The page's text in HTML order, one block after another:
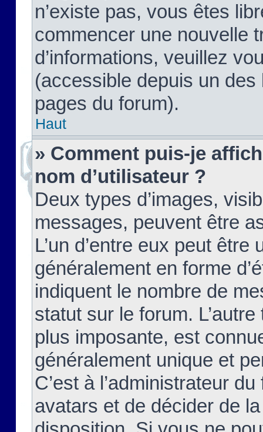
n’existe pas, vous êtes
commencer une nouvelle
d’informations, veuillez
(accessible depuis un
pages du forum).
Haut
» Comment puis-je
nom d’utilisateur ?
Deux types d’images,
messages, peuvent être
L’un d’entre eux peut
généralement en forme
indiquent le nombre de
statut sur le forum.
plus imposante, est
généralement unique et
C’est à l’administrateur
avatars et de décider de